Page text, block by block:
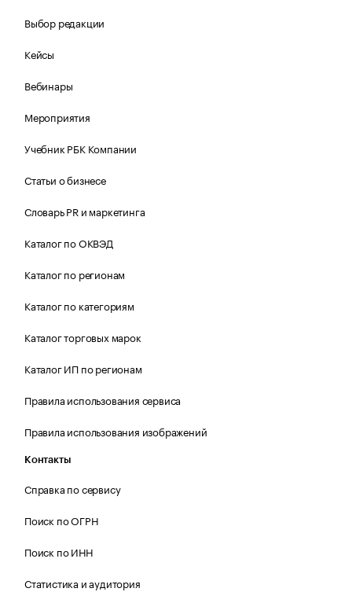
Выбор редакции
Кейсы
Вебинары
Мероприятия
Учебник РБК Компании
Статьи о бизнесе
Словарь PR и маркетинга
Каталог по ОКВЭД
Каталог по регионам
Каталог по категориям
Каталог торговых марок
Каталог ИП по регионам
Правила использования сервиса
Правила использования изображений
Контакты
Справка по сервису
Поиск по ОГРН
Поиск по ИНН
Статистика и аудитория